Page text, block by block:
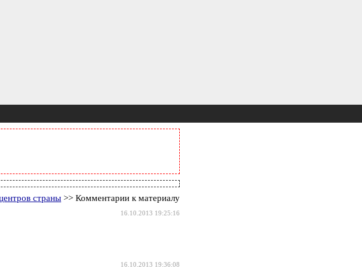
страны >> Комментарии к материалу
16.10.2013 19:25:16
16.10.2013 19:36:08